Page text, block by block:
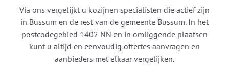
Via ons vergelijkt u kozijnen specialisten die actief zijn
in Bussum en de rest van de gemeente Bussum. In het
postcodegebied 1402 NN en in omliggende plaatsen
kunt u altijd en eenvoudig offertes aanvragen en
aanbieders met elkaar vergelijken.